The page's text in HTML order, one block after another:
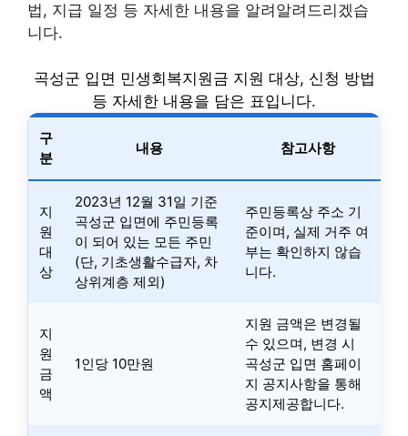
법, 지급 일정 등 자세한 내용을 알려알려드리겠습
니다.
곡성군 입면 민생회복지원금 지원 대상, 신청 방법
등 자세한 내용을 담은 표입니다.
구
분
내용 참고사항
지
원
대
상
2023년 12월 31일 기준
곡성군 입면에 주민등록
이 되어 있는 모든 주민
(단, 기초생활수급자, 차
상위계층 제외)
주민등록상 주소 기
준이며, 실제 거주 여
부는 확인하지 않습
니다.
지
원
금
액
1인당 10만원
지원 금액은 변경될
수 있으며, 변경 시
곡성군 입면 홈페이
지 공지사항을 통해
공지제공합니다.